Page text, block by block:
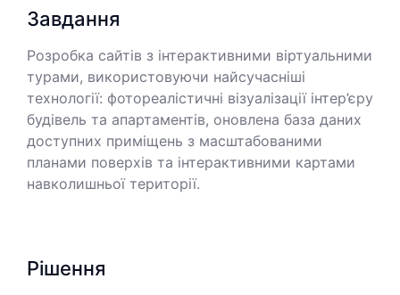
Завдання
Розробка сайтів з інтерактивними віртуальними
турами, використовуючи найсучасніші
технології: фотореалістичні візуалізації інтер’єру
будівель та апартаментів, оновлена база даних
доступних приміщень з масштабованими
планами поверхів та інтерактивними картами
навколишньої території.
Рішення